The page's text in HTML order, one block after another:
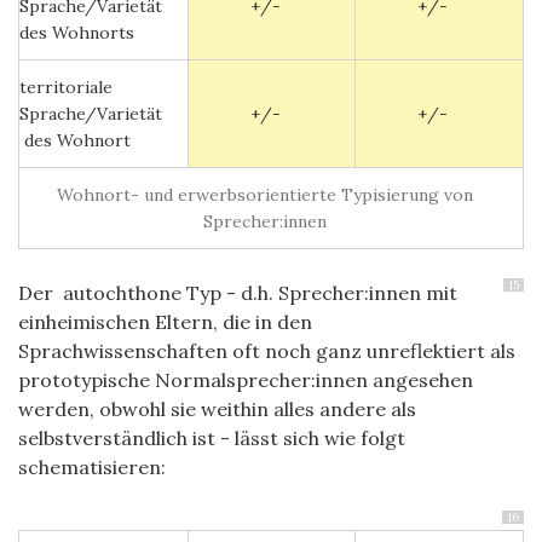
Sprache/Varietät
des Wohnorts
+/- +/-
territoriale
Sprache/Varietät
des Wohnort
+/- +/-
Wohnort- und erwerbsorientierte Typisierung von
Sprecher:innen
15
Der autochthone Typ - d.h. Sprecher:innen mit
einheimischen Eltern, die in den
Sprachwissenschaften oft noch ganz unreflektiert als
prototypische Normalsprecher:innen angesehen
werden, obwohl sie weithin alles andere als
selbstverständlich ist - lässt sich wie folgt
schematisieren:
16